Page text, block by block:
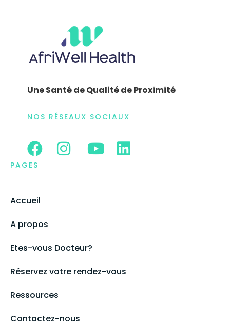
Une Santé de Qualité de Proximité
NOS RÉSEAUX SOCIAUX
PAGES
Accueil
A propos
Etes-vous Docteur?
Réservez votre rendez-vous
Ressources
Contactez-nous